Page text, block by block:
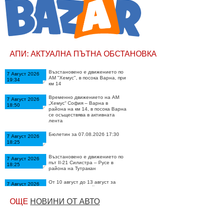
АПИ: АКТУАЛНА ПЪТНА ОБСТАНОВКА
7 Август 2026
19:34
Възстановено е движението по
АМ "Хемус", в посока Варна, при
км 14
7 Август 2026
18:50
Временно движението на АМ
„Хемус“ София – Варна в
района на км 14, в посока Варна
се осъществява в активната
лента
7 Август 2026
18:25
Бюлетин за 07.08.2026 17:30
7 Август 2026
18:25
Възстановено е движението по
път II-21 Силистра – Русе в
района на Тутракан
7 Август 2026
От 10 август до 13 август за
почистване на крайпътна
променя организацията на
движение по АМ „Хемус“ в
ОЩЕ НОВИНИ ОТ АВТО